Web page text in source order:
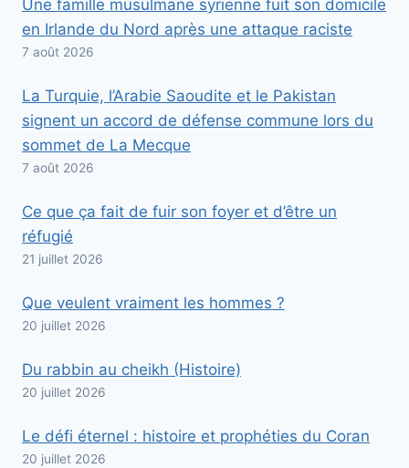
Une famille musulmane syrienne fuit son domicile
en Irlande du Nord après une attaque raciste
7 août 2026
La Turquie, l’Arabie Saoudite et le Pakistan
signent un accord de défense commune lors du
sommet de La Mecque
7 août 2026
Ce que ça fait de fuir son foyer et d’être un
réfugié
21 juillet 2026
Que veulent vraiment les hommes ?
20 juillet 2026
Du rabbin au cheikh (Histoire)
20 juillet 2026
Le défi éternel : histoire et prophéties du Coran
20 juillet 2026